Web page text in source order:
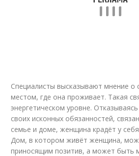
Специалисты высказывают мнение о
местом, где она проживает. Такая
энергетическом уровне.
своих исконных обязанностей,
семье и доме, женщина крадёт у
Дом, в котором живёт женщина,
приносящим позитив, а может быть